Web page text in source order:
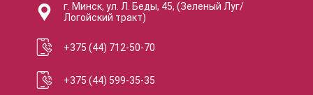
г. Минск, ул. Л. Беды, 45, (Зеленый Луг/
Логойский тракт)
+375 (44) 712-50-70
+375 (44) 599-35-35